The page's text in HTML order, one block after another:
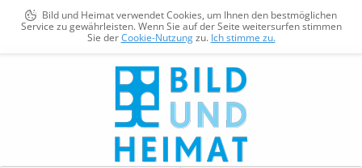
Bild und Heimat verwendet Cookies, um Ihnen den bestmöglichen
Service zu gewährleisten. Wenn Sie auf der Seite weitersurfen stimmen
Sie derCookie-Nutzungzu. Ich stimme zu.
Bild und Heimat